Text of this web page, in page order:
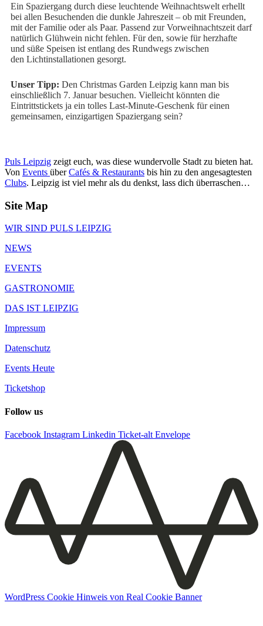
Ein Spaziergang durch diese leuchtende Weihnachtswelt erhellt
bei allen Besuchenden die dunkle Jahreszeit – ob mit Freunden,
mit der Familie oder als Paar. Passend zur Vorweihnachtszeit darf
natürlich Glühwein nicht fehlen. Für den, sowie für herzhafte
und süße Speisen ist entlang des Rundwegs zwischen
den Lichtinstallationen gesorgt.
Unser Tipp: Den Christmas Garden Leipzig kann man bis
einschließlich 7. Januar besuchen. Vielleicht könnten die
Eintrittstickets ja ein tolles Last-Minute-Geschenk für einen
gemeinsamen, einzigartigen Spaziergang sein?
Puls Leipzig zeigt euch, was diese wundervolle Stadt zu bieten hat.
Von Events überCafés & Restaurants bis hin zu den angesagtesten
Clubs. Leipzig ist viel mehr als du denkst, lass dich überraschen…
Site Map
WIR SIND PULS LEIPZIG
NEWS
EVENTS
GASTRONOMIE
DAS IST LEIPZIG
Impressum
Datenschutz
Events Heute
Ticketshop
Follow us
Facebook Instagram Linkedin Ticket-alt Envelope
WordPress Cookie Hinweis von Real Cookie Banner